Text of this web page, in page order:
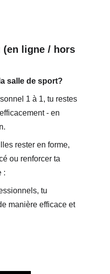
(en ligne / hors
salle de sport?
1 à 1, tu restes
- en
rester en forme,
ou renforcer ta
:
tu
manière efficace et